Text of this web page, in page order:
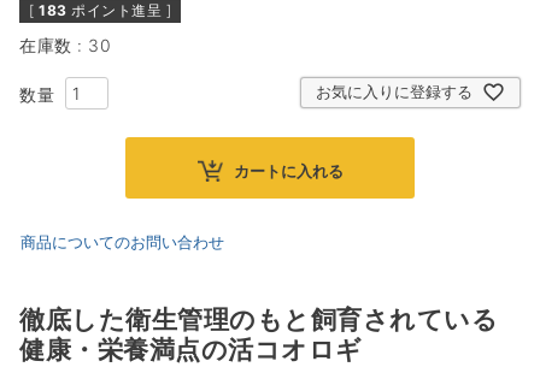
[ 183 ポイント進呈 ]
在庫数 30
お気に入りに登録する
カートに入れる
商品についてのお問い合わせ
徹底した衛生管理のもと飼育されている
健康・栄養満点の活コオロギ